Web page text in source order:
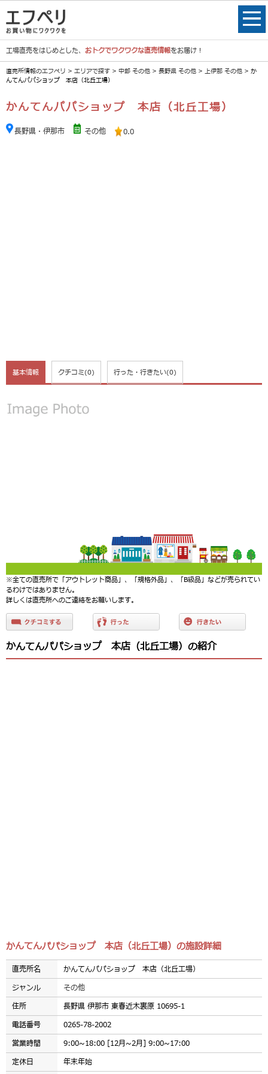
工場直売をはじめとした、 おトクでワクワクな直売情報をお届け！
直売所情報のエフペリ > エリアで探す > 中部 その他 > 長野県 その他 > 上伊那 その他 > か
んてんパパショップ 本店（北丘工場）
かんてんパパショップ 本店（北丘工場）
長野県・伊那市 その他 0.0
基本情報 クチコミ(0) 行った・行きたい(0)
※全ての直売所で「アウトレット商品」、「規格外品」、「B級品」などが売られてい
るわけではありません。
詳しくは直売所へのご連絡をお願いします。
かんてんパパショップ 本店（北丘工場）の紹介
かんてんパパショップ 本店（北丘工場）の施設詳細
直売所名
かんてんパパショップ 本店（北丘工場）
ジャンル
その他
住所
長野県 伊那市 東春近木裏原 10695-1
電話番号
0265-78-2002
営業時間
9:00~18:00 [12月~2月] 9:00~17:00
定休日
年末年始